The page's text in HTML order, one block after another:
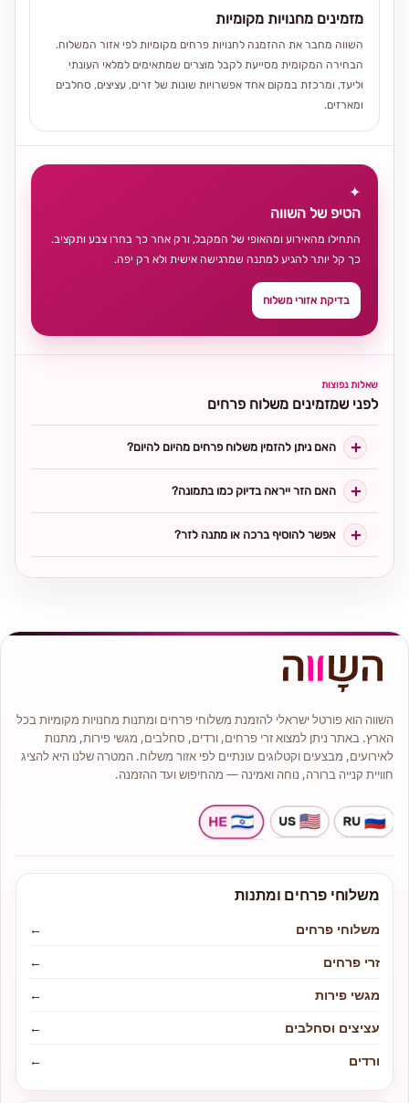
מזמינים מחנויות מקומיות
השווה מחבר את ההזמנה לחנויות פרחים מקומיות לפי אזור המשלוח.
הבחירה המקומית מסייעת לקבל מוצרים שמתאימים למלאי העונתי
וליעד, ומרכזת במקום אחד אפשרויות שונות של זרים, עציצים, סחלבים
ומארזים.
✦
הטיפ של השווה
התחילו מהאירוע ומהאופי של המקבל, ורק אחר כך בחרו צבע ותקציב.
כך קל יותר להגיע למתנה שמרגישה אישית ולא רק יפה.
בדיקת אזורי משלוח
שאלות נפוצות
לפני שמזמינים משלוח פרחים
האם ניתן להזמין משלוח פרחים מהיום להיום?
האם הזר ייראה בדיוק כמו בתמונה?
אפשר להוסיף ברכה או מתנה לזר?
השווה הוא פורטל ישראלי להזמנת משלוחי פרחים ומתנות מחנויות מקומיות בכל
הארץ. באתר ניתן למצוא זרי פרחים, ורדים, סחלבים, מגשי פירות, מתנות
לאירועים, מבצעים וקטלוגים עונתיים לפי אזור משלוח. המטרה שלנו היא להציג
חוויית קנייה ברורה, נוחה ואמינה — מהחיפוש ועד ההזמנה.
משלוחי פרחים ומתנות
משלוחי פרחים
←
זרי פרחים
←
מגשי פירות
←
עציצים וסחלבים
←
ורדים
←